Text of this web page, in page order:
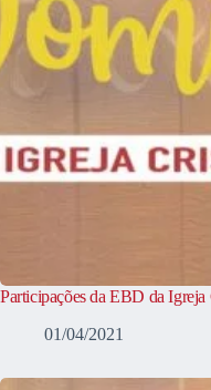
Participações da EBD da
01/04/2021